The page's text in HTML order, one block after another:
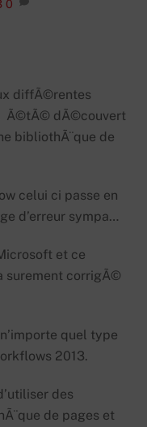
0
diffÃ©rentes
Ã©tÃ© dÃ©couvert
bibliothÃ¨que de
celui ci passe en
d’erreur sympa…
et ce
surement corrigÃ©
quel type
2013.
des
de pages et